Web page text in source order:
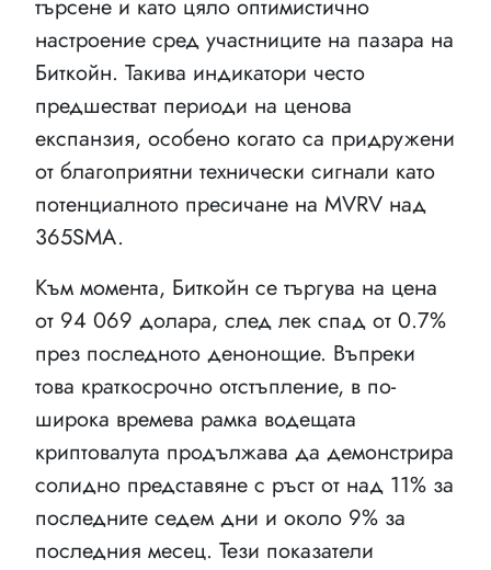
търсене и като цяло оптимистично
настроение сред участниците на пазара на
Биткойн. Такива индикатори често
предшестват периоди на ценова
експанзия, особено когато са придружени
от благоприятни технически сигнали като
потенциалното пресичане на MVRV над
365SMA.
Към момента, Биткойн се търгува на цена
от 94 069 долара, след лек спад от 0.7%
през последното денонощие. Въпреки
това краткосрочно отстъпление, в по-
широка времева рамка водещата
криптовалута продължава да демонстрира
солидно представяне с ръст от над 11% за
последните седем дни и около 9% за
последния месец. Тези показатели